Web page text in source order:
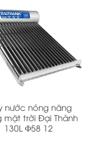
nước nóng năng
mặt trời Đại Thành
130L Φ58 12